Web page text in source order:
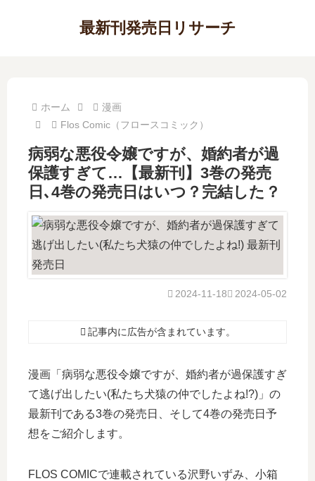
最新刊発売日リサーチ
ホーム
漫画
Flos Comic（フロースコミック）
病弱な悪役令嬢ですが、婚約者が過
保護すぎて…【最新刊】3巻の発売
日､4巻の発売日はいつ？完結した？
2024-05-02
2024-11-18
記事内に広告が含まれています。
漫画「病弱な悪役令嬢ですが、婚約者が過保護すぎ
て逃げ出したい(私たち犬猿の仲でしたよね!?)」の
最新刊である3巻の発売日、そして4巻の発売日予
想をご紹介します。
FLOS COMICで連載されている沢野いずみ、小箱